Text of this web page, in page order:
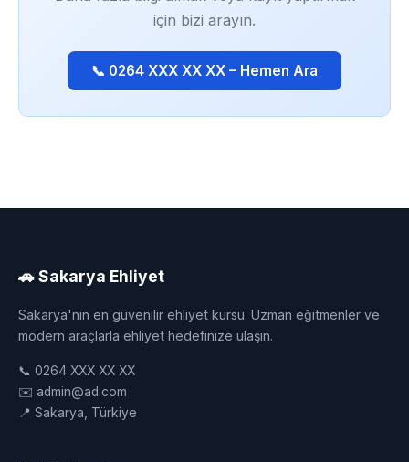
için bizi arayın.
📞 0264 XXX XX XX – Hemen Ara
🚗 Sakarya Ehliyet
Sakarya'nın en güvenilir ehliyet kursu. Uzman eğitmenler ve
modern araçlarla ehliyet hedefinize ulaşın.
📞 0264 XXX XX XX
✉️ admin@ad.com
📍 Sakarya, Türkiye